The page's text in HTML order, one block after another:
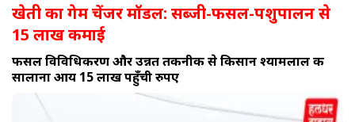
खेती का गेम चेंजर मॉडल: सब्जी-फसल-पशुपालन से
15 लाख कमाई
फसल विविधिकरण और उन्नत तकनीक से किसान श्यामलाल की
सालाना आय 15 लाख पहुँची रुपए